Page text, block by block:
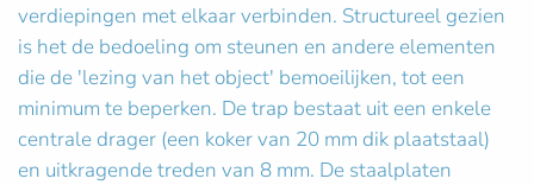
verdiepingen met elkaar verbinden. Structureel gezien
is het de bedoeling om steunen en andere elementen
die de 'lezing van het object' bemoeilijken, tot een
minimum te beperken. De trap bestaat uit een enkele
centrale drager (een koker van 20 mm dik plaatstaal)
en uitkragende treden van 8 mm. De staalplaten